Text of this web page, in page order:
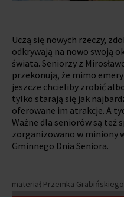
Uczą się nowych rzeczy,
odkrywają na nowo swoją
świata. Seniorzy z
przekonują, że mimo
jeszcze chcieliby zrobić
tylko starają się jak
oferowane im atrakcje. A
Ważne dla seniorów są
zorganizowano w miniony
Gminnego Dnia Seniora.
materiał Przemka Grabińskiego